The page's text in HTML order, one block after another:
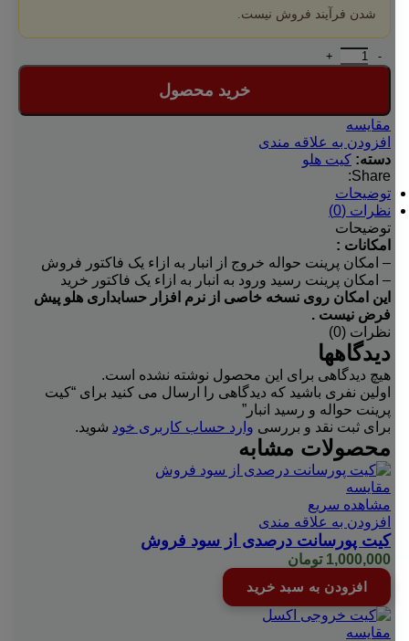
شدن فرآیند فروش نیست.
کیت پرینت حواله و رسید انبار عدد
خرید محصول
مقایسه
افزودن به علاقه مندی
دسته: کیت هلو
Share:
توضیحات
نظرات (0)
توضیحات
امکانات :
– امکان پرینت حواله خروج از انبار به ازاء یک فاکتور فروش
– امکان پرینت رسید ورود به انبار به ازاء یک فاکتور خرید
این امکان روی نسخه خاصی از نرم افزار حسابداری هلو پیش
فرض نیست .
نظرات (0)
دیدگاهها
هیچ دیدگاهی برای این محصول نوشته نشده است.
اولین نفری باشید که دیدگاهی را ارسال می کنید برای “کیت
پرینت حواله و رسید انبار”
برای ثبت نقد و بررسی وارد حساب کاربری خود شوید.
محصولات مشابه
مقایسه
مشاهده سریع
افزودن به علاقه مندی
کیت پورسانت درصدی از سود فروش
1,000,000 تومان
افزودن به سبد خرید
مقایسه